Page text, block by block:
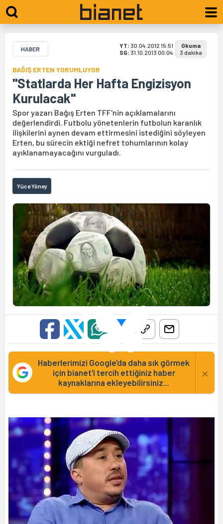
HABER YT: 30.04.2012 15:51
SG: 31.10.2013 00:04
Okuma
3 dakika
BAĞIŞ ERTEN YORUMLUYOR
"Statlarda Her Hafta Engizisyon
Kurulacak"
Spor yazarı Bağış Erten TFF'nin açıklamalarını
değerlendirdi. Futbolu yönetenlerin futbolun karanlık
ilişkilerini aynen devam ettirmesini istediğini söyleyen
Erten, bu sürecin ektiği nefret tohumlarının kolay
ayıklanamayacağını vurguladı.
Yüce Yöney
Haberlerimizi Google'da daha sık görmek
için bianet'i tercih ettiğiniz haber
kaynaklarına ekleyebilirsiniz...
×